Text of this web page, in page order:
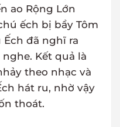
ao Rộng Lớn
ếch bị bầy Tôm
Ếch đã nghĩ ra
Kết quả là
theo nhạc và
hát ru, nhờ vậy
thoát.